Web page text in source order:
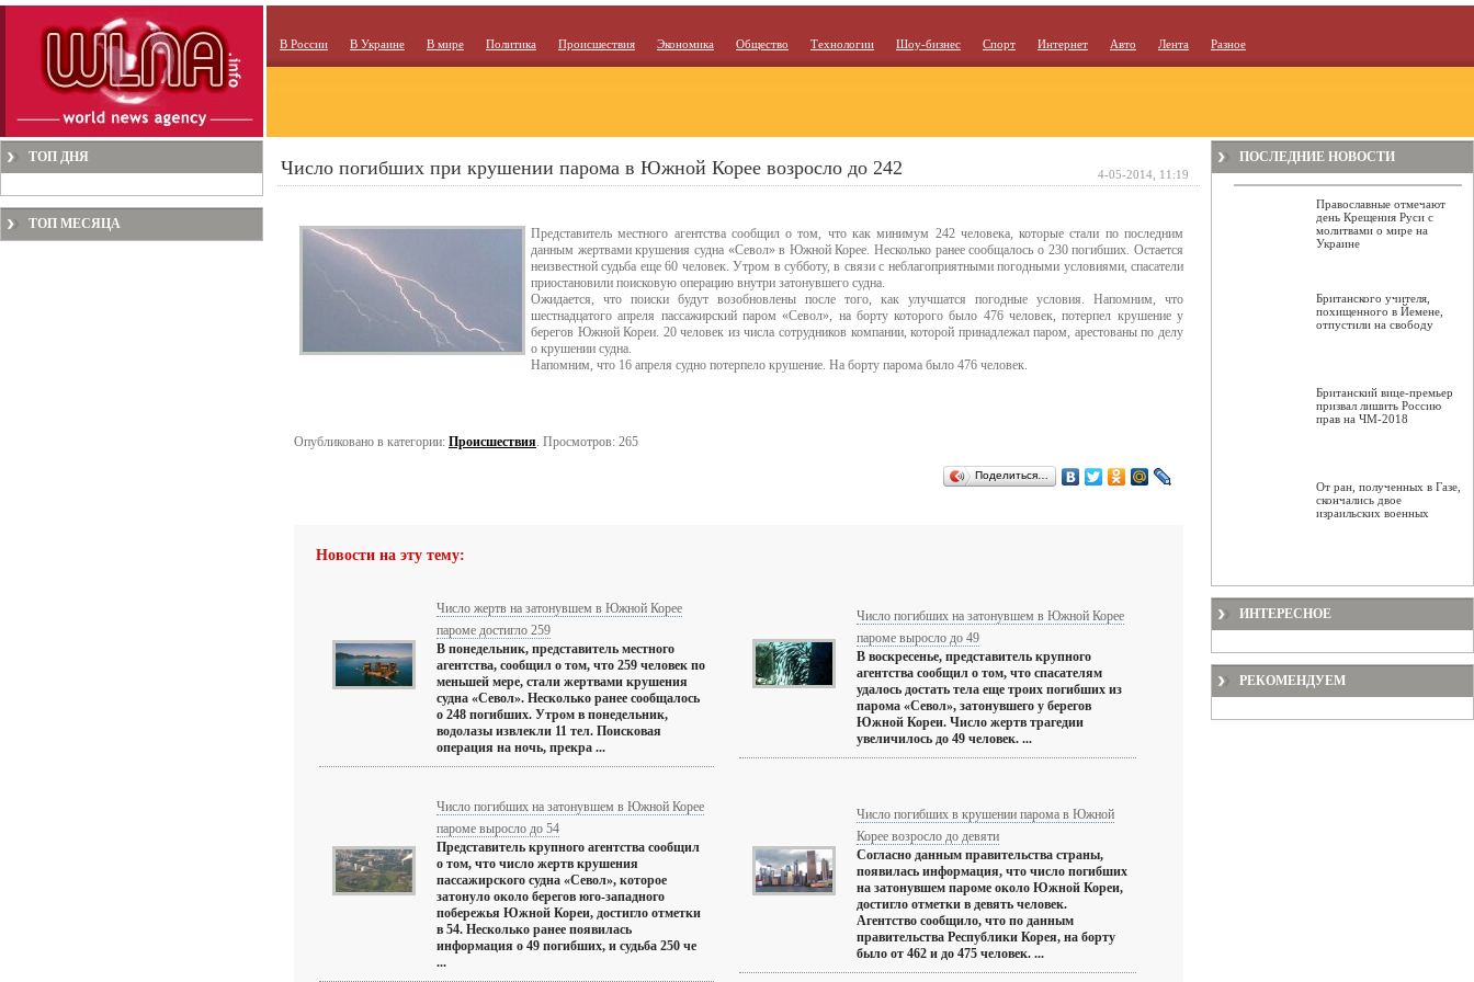
В России В Украине В мире Политика Происшествия Экономика Общество Технологии Шоу-бизнес Спорт Интернет Авто Лента Разное
ТОП ДНЯ
ТОП МЕСЯЦА
Число погибших при крушении парома в Южной Корее возросло до 242
Представитель местного агентства сообщил о том, что как минимум 242 человека, которые стали по последним
данным жертвами крушения судна «Севол» в Южной Корее. Несколько ранее сообщалось о 230 погибших. Остается
неизвестной судьба еще 60 человек. Утром в субботу, в связи с неблагоприятными погодными условиями, спасатели
приостановили поисковую операцию внутри затонувшего судна.
Ожидается, что поиски будут возобновлены после того, как улучшатся погодные условия. Напомним, что
шестнадцатого апреля пассажирский паром «Севол», на борту которого было 476 человек, потерпел крушение у
берегов Южной Кореи. 20 человек из числа сотрудников компании, которой принадлежал паром, арестованы по делу
о крушении судна.
Напомним, что 16 апреля судно потерпело крушение. На борту парома было 476 человек.
Опубликовано в категории: Происшествия. Просмотров: 265
Поделиться…
Новости на эту тему:
Число жертв на затонувшем в Южной Корее
пароме достигло 259
В понедельник, представитель местного
агентства, сообщил о том, что 259 человек по
меньшей мере, стали жертвами крушения
судна «Севол». Несколько ранее сообщалось
о 248 погибших. Утром в понедельник,
водолазы извлекли 11 тел. Поисковая
операция на ночь, прекра ...
Число погибших на затонувшем в Южной Корее
пароме выросло до 49
В воскресенье, представитель крупного
агентства сообщил о том, что спасателям
удалось достать тела еще троих погибших из
парома «Севол», затонувшего у берегов
Южной Кореи. Число жертв трагедии
увеличилось до 49 человек. ...
Число погибших на затонувшем в Южной Корее
пароме выросло до 54
Представитель крупного агентства сообщил
о том, что число жертв крушения
пассажирского судна «Севол», которое
затонуло около берегов юго-западного
побережья Южной Кореи, достигло отметки
в 54. Несколько ранее появилась
информация о 49 погибших, и судьба 250 че
...
Число погибших в крушении парома в Южной
Корее возросло до девяти
Согласно данным правительства страны,
появилась информация, что число погибших
на затонувшем пароме около Южной Кореи,
достигло отметки в девять человек.
Агентство сообщило, что по данным
правительства Республики Корея, на борту
было от 462 и до 475 человек. ...
4-05-2014, 11:19
ПОСЛЕДНИЕ НОВОСТИ
Православные отмечают
день Крещения Руси с
молитвами о мире на
Украине
Британского учителя,
похищенного в Йемене,
отпустили на свободу
Британский вице-премьер
призвал лишить Россию
прав на ЧМ-2018
От ран, полученных в Газе,
скончались двое
израильских военных
ИНТЕРЕСНОЕ
РЕКОМЕНДУЕМ